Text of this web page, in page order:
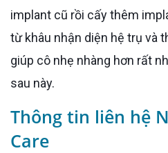
implant cũ rồi cấy thêm
từ khâu nhận diện hệ trụ và
giúp cô nhẹ nhàng hơn rất
sau này.
Thông tin liên hệ
Care